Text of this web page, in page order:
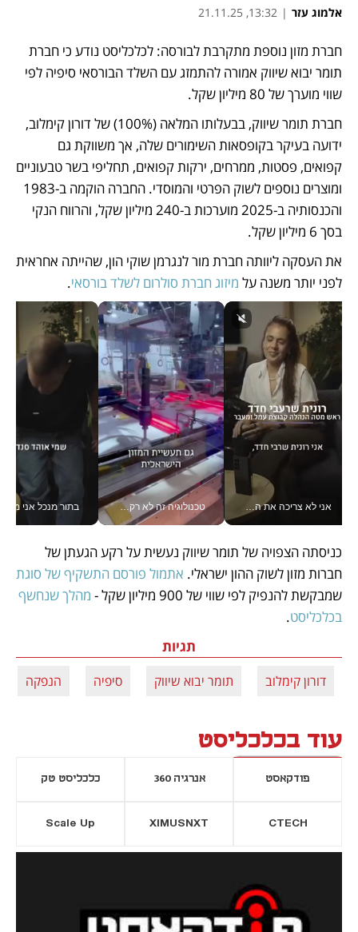
אלמוג עזר |
13:32, 21.11.25
שווי מוערך של 80 מיליון שקל.
בסך 6 מיליון שקל.
לפני יותר משנה על מיזוג חברת סולרום לשלד בורסאי.
אני לא צריכה את המשרד: רונית שרעבי-חדד מנהלת ארגון של 30000 עובדים מכל מקום_v טכנולוגיה זה לא רק בהייטק: גם תעשיית המזון הישראלית מאמצת כלי AI, אוטומציה וניתוח דאטה בזמן אמת
חברות מזון לשוק ההון ישראלי. אתמול פורסם התשקיף של סוגת
שמבקשת להנפיק לפי שווי של 900 מיליון שקל -
בכלכליסט.
תגיות
דורון קימלוב תומר יבוא שיווק סיפיה הנפקה
עוד בכלכליסט
פודקאסט אנרגיה 360 כלכליסט טק
CTECH
XIMUSNXT
Scale Up
נפתח בכרטיסייה חדשה חדשה